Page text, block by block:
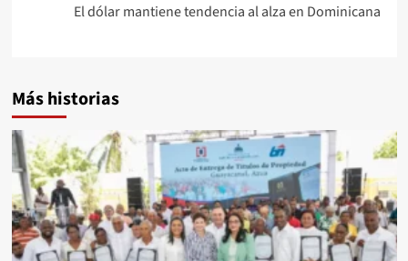
El dólar mantiene tendencia al alza en Dominicana
Más historias